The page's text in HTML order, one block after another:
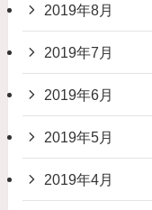
2019年8月
2019年7月
2019年6月
2019年5月
2019年4月